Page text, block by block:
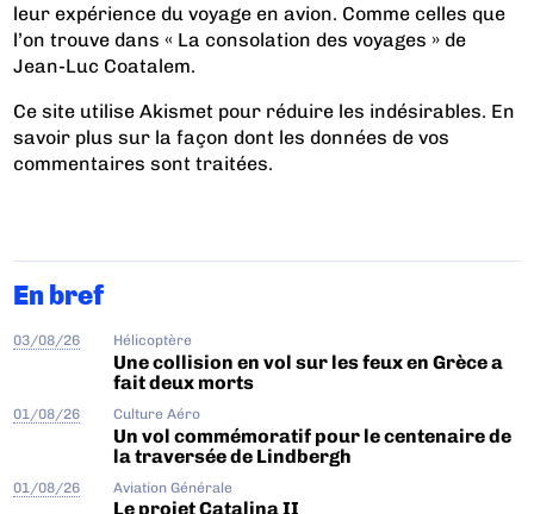
leur expérience du voyage en avion. Comme celles que
l’on trouve dans « La consolation des voyages » de
Jean-Luc Coatalem.
Ce site utilise Akismet pour réduire les indésirables. En
savoir plus sur la façon dont les données de vos
commentaires sont traitées.
En bref
03/08/26 Hélicoptère
Une collision en vol sur les feux en Grèce a
fait deux morts
01/08/26 Culture Aéro
Un vol commémoratif pour le centenaire de
la traversée de Lindbergh
01/08/26 Aviation Générale
Le projet Catalina II